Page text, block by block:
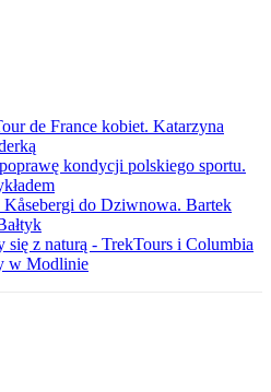
de France kobiet. Katarzyna
kondycji polskiego sportu.
do Dziwnowa. Bartek
się z naturą - TrekTours i Columbia
w Modlinie